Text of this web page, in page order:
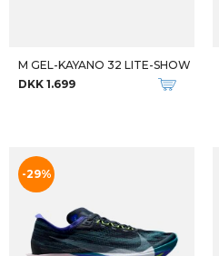
Qalipaatit arlallit
M VOMERO PLUS